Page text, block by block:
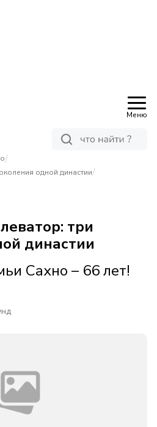
Меню
/
одной династии/
три
династии
Сахно – 66 лет!